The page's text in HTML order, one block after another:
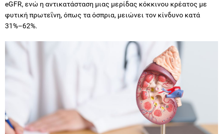
eGFR, ενώ η αντικατάσταση μιας μερίδας κόκκινου κρέατος με
φυτική πρωτεΐνη, όπως τα όσπρια, μειώνει τον κίνδυνο κατά
31%–62%.